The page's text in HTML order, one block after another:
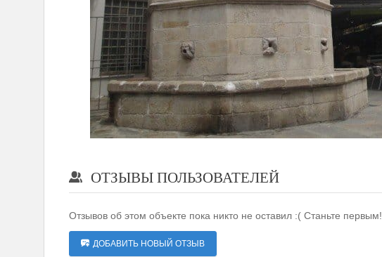
ОТЗЫВЫ ПОЛЬЗОВАТЕЛЕЙ
Отзывов об этом объекте пока никто не оставил :( Станьте первым!
ДОБАВИТЬ НОВЫЙ ОТЗЫВ